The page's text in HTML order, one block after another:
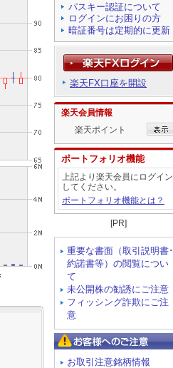
パスキー認証について
ログインにお困りの方
暗証番号は定期的に更新
楽天FX口座を開設
楽天会員情報
楽天ポイント
ポートフォリオ機能
上記より楽天会員にログイン
してください。
ポートフォリオ機能とは？
[PR]
重要な書面（取引説明書･
約諾書等）の閲覧につい
て
未公開株の勧誘にご注意
フィッシング詐欺にご注
意
お取引注意銘柄情報